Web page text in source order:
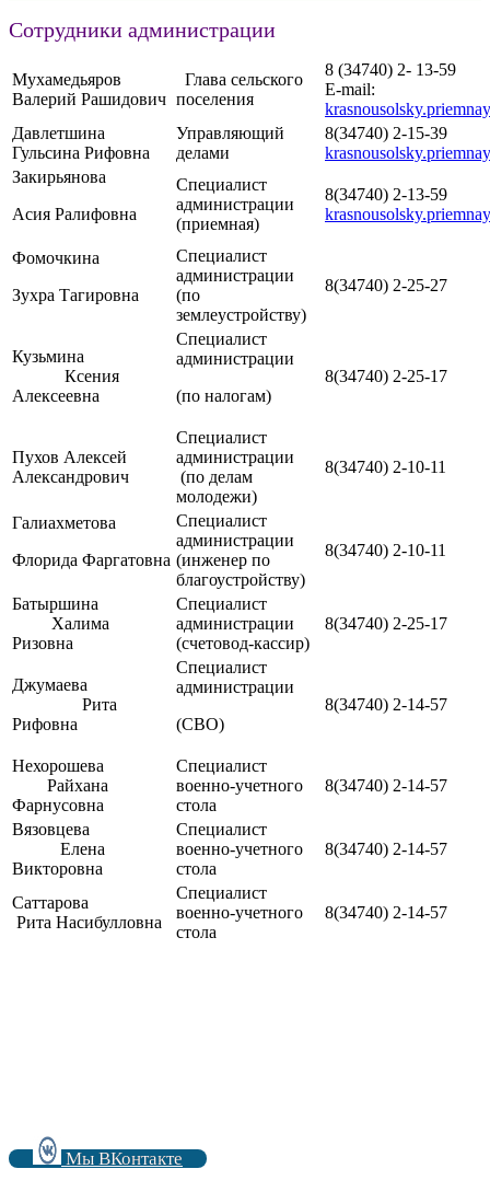
Сотрудники администрации
Мухамедьяров
Валерий Рашидович
Глава сельского
поселения
8 (34740) 2- 13-59
E-mail:
Давлетшина
Гульсина Рифовна
Управляющий
делами
8(34740) 2-15-39
Закирьянова
Асия Ралифовна
Специалист
администрации
(приемная)
8(34740) 2-13-59
Фомочкина
Зухра Тагировна
Специалист
администрации
(по
землеустройству)
8(34740) 2-25-27
Кузьмина
Ксения
Алексеевна
Специалист
администрации
(по налогам)
8(34740) 2-25-17
Пухов Алексей
Александрович
Специалист
администрации
(по делам
молодежи)
8(34740) 2-10-11
Галиахметова
Флорида Фаргатовна
Специалист
администрации
(инженер по
благоустройству)
8(34740) 2-10-11
Батыршина
Халима
Ризовна
Специалист
администрации
(счетовод-кассир)
8(34740) 2-25-17
Джумаева
Рита
Рифовна
Специалист
администрации
(СВО)
8(34740) 2-14-57
Нехорошева
Райхана
Фарнусовна
Специалист
военно-учетного
стола
8(34740) 2-14-57
Вязовцева
Елена
Викторовна
Специалист
военно-учетного
стола
8(34740) 2-14-57
Саттарова
Рита Насибулловна
Специалист
военно-учетного
стола
8(34740) 2-14-57
Мы ВКонтакте